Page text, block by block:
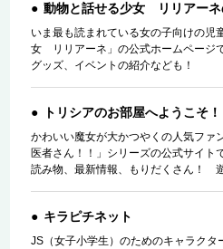
動物と話せる少女 リリアーネ
いま最も読まれている女の子向けの児
女 リリアーネ」の公式ホームページ
グッズ、イベントの紹介なども！
トリシアのお部屋へようこそ！
かわいい魔女が大かつやくの人気ファ
医者さん！！」シリーズの公式サイト
読み物、最新情報、もりだくさん！
キラピチネット
JS（女子小学生）のためのキャラクタ